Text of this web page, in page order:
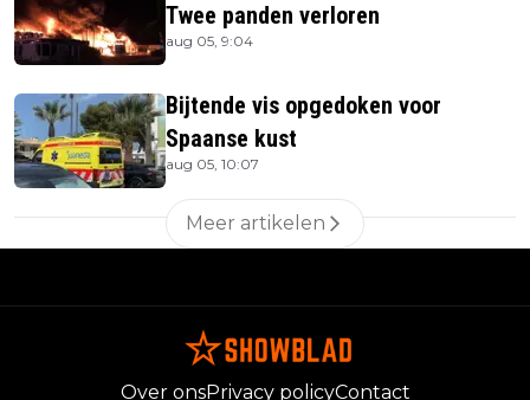
Twee panden verloren
aug 05, 9:04
Bijtende vis opgedoken voor
Spaanse kust
aug 05, 10:07
Meer artikelen
Over onsPrivacy policyContact